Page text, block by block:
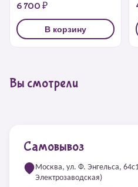
6 700 ₽
В корзину
Вы смотрели
Самовывоз
Москва, ул. Ф. Энгельса,
Электрозаводская)